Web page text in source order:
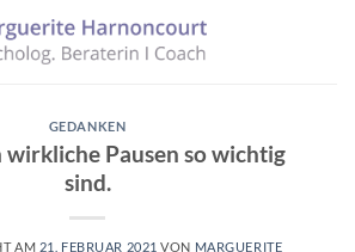
GEDANKEN
wirkliche Pausen so wichtig
sind.
AM 21. FEBRUAR 2021 VON MARGUERITE